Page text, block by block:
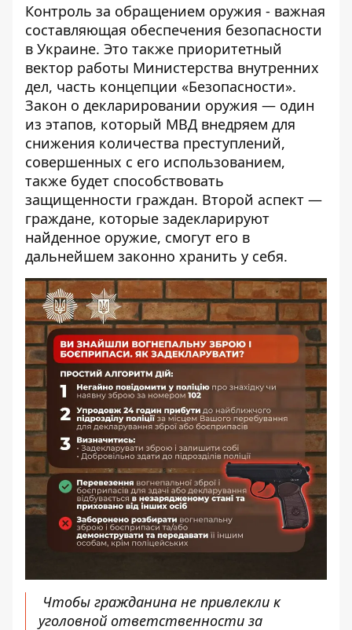
Контроль за обращением оружия - важная
составляющая обеспечения безопасности
в Украине. Это также приоритетный
вектор работы Министерства внутренних
дел, часть концепции «Безопасности».
Закон о декларировании оружия — один
из этапов, который МВД внедряем для
снижения количества преступлений,
совершенных с его использованием,
также будет способствовать
защищенности граждан. Второй аспект —
граждане, которые задекларируют
найденное оружие, смогут его в
дальнейшем законно хранить у себя.
Чтобы гражданина не привлекли к
уголовной ответственности за